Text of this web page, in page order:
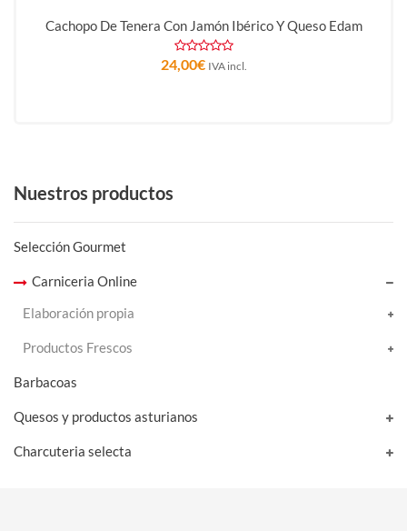
Cachopo De Tenera Con Jamón Ibérico Y Queso Edam
24,00€ IVA incl.
Nuestros productos
Selección Gourmet
Carniceria Online
Elaboración propia
Productos Frescos
Barbacoas
Quesos y productos asturianos
Charcuteria selecta